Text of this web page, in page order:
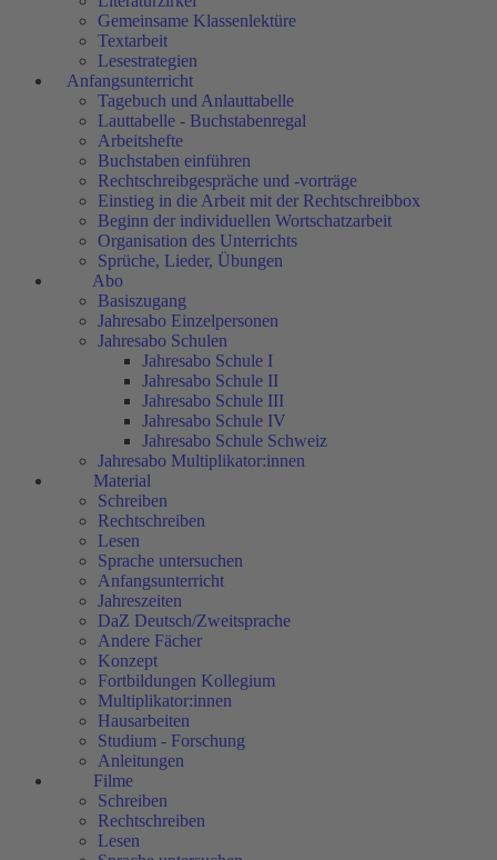
Gemeinsame Klassenlektüre
Textarbeit
Lesestrategien
Anfangsunterricht
Tagebuch und Anlauttabelle
Lauttabelle - Buchstabenregal
Arbeitshefte
Buchstaben einführen
Rechtschreibgespräche und -vorträge
Einstieg in die Arbeit mit der Rechtschreibbox
Beginn der individuellen Wortschatzarbeit
Organisation des Unterrichts
Sprüche, Lieder, Übungen
Abo
Basiszugang
Jahresabo Einzelpersonen
Jahresabo Schulen
Jahresabo Schule I
Jahresabo Schule II
Jahresabo Schule III
Jahresabo Schule IV
Jahresabo Schule Schweiz
Jahresabo Multiplikator:innen
Material
Schreiben
Rechtschreiben
Lesen
Sprache untersuchen
Anfangsunterricht
Jahreszeiten
DaZ Deutsch/Zweitsprache
Andere Fächer
Konzept
Fortbildungen Kollegium
Multiplikator:innen
Hausarbeiten
Studium - Forschung
Anleitungen
Filme
Schreiben
Rechtschreiben
Lesen